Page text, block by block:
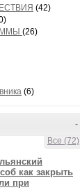
(42)
(26)
(6)
-
Все (72)
как закрыть
при